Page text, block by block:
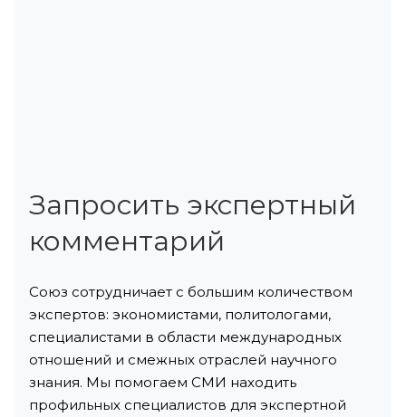
Запросить экспертный
комментарий
Союз сотрудничает с большим количеством
экспертов: экономистами, политологами,
специалистами в области международных
отношений и смежных отраслей научного
знания. Мы помогаем СМИ находить
профильных специалистов для экспертной